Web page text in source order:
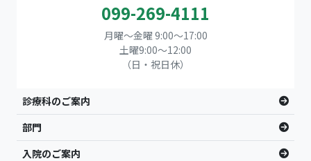
099-269-4111
月曜～金曜 9:00～17:00
土曜9:00〜12:00
（日・祝日休）
診療科のご案内
部門
入院のご案内